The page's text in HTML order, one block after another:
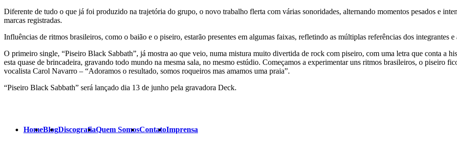
Diferente de tudo o que já foi produzido na trajetória do grupo, o novo trabalho flerta com várias sonoridades, alternando momentos pesados e
marcas registradas.
Influências de ritmos brasileiros, como o baião e o piseiro, estarão presentes em algumas faixas, refletindo as múltiplas referências dos integrantes
O primeiro single, “Piseiro Black Sabbath”, já mostra ao que veio, numa mistura muito divertida de rock com piseiro, com uma letra que conta a
esta quase de brincadeira, gravando todo mundo na mesma sala, no mesmo estúdio. Começamos a experimentar uns ritmos brasileiros, o piseiro
vocalista Carol Navarro – “Adoramos o resultado, somos roqueiros mas amamos uma praia”.
“Piseiro Black Sabbath” será lançado dia 13 de junho pela gravadora Deck.
HomeBlogDiscografiaQuem SomosContatoImprensa